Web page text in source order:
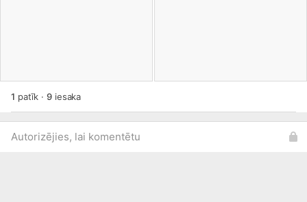
1 patīk ·9iesaka
Autorizējies, lai komentētu